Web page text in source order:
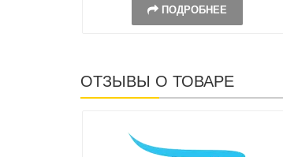
ПОДРОБНЕЕ
ОТЗЫВЫ О ТОВАРЕ